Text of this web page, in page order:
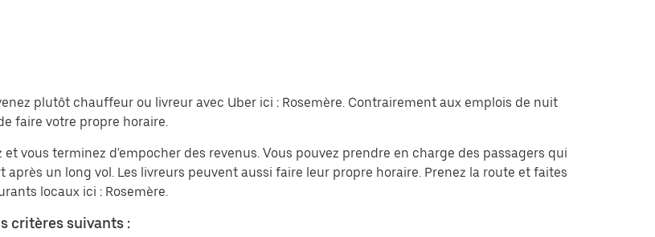
plutôt chauffeur ou livreur avec Uber ici : Rosemère. Contrairement aux emplois de nuit
faire votre propre horaire.
vous terminez d'empocher des revenus. Vous pouvez prendre en charge des passagers qui
un long vol. Les livreurs peuvent aussi faire leur propre horaire. Prenez la route et faites
locaux ici : Rosemère.
critères suivants :